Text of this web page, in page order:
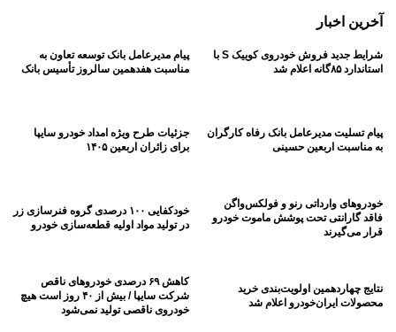
آخرین اخبار
شرایط جدید فروش خودروی کوییک S با
استاندارد ۸۵گانه اعلام شد
پیام مدیرعامل بانک توسعه تعاون به
مناسبت هفدهمین سالروز تأسیس بانک
پیام تسلیت مدیرعامل بانک رفاه کارگران
به مناسبت اربعین حسینی
جزئیات طرح ویژه امداد خودرو سایپا
برای زائران اربعین ۱۴۰۵
خودروهای وارداتی رنو و فولکس‌واگن
فاقد گارانتی تحت پوشش ماموت خودرو
قرار می‌گیرند
خودکفایی ۱۰۰ درصدی گروه فنرسازی زر
در تولید مواد اولیه قطعه‌سازی خودرو
نتایج چهاردهمین اولویت‌بندی خرید
محصولات ایران‌خودرو اعلام شد
کاهش ۶۹ درصدی خودروهای ناقص
شرکت سایپا / بیش از ۴۰ روز است هیچ
خودروی ناقصی تولید نمی‌شود